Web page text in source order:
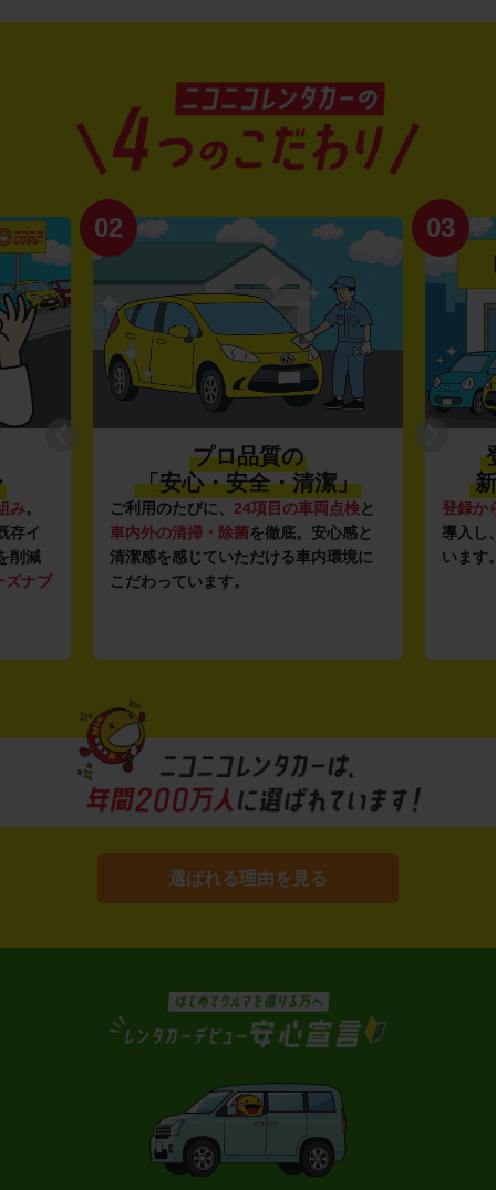
み。
存イ
削減
ズナブ
02
プロ品質の
「安心・安全・清潔」
ご利用のたびに、 24項目の車両点検と
車内外の清掃・除菌を徹底。安心感と
清潔感を感じていただける車内環境に
こだわっています。
03
登録か
導入し
います
選ばれる理由を見る